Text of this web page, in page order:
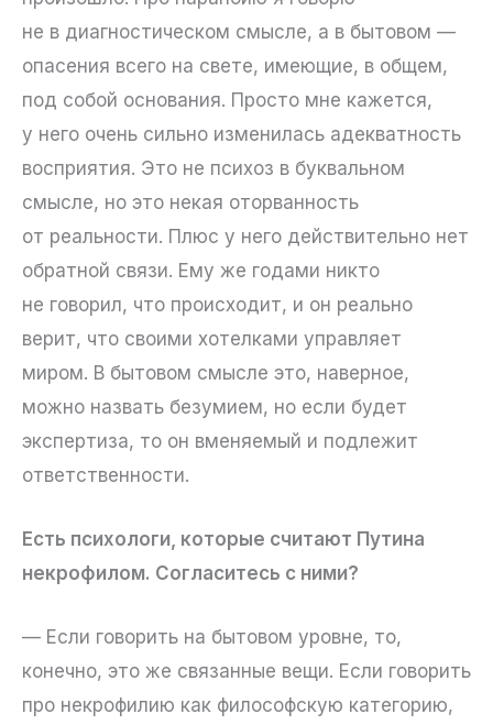
не в диагностическом смысле, а в бытовом —
опасения всего на свете, имеющие, в общем,
под собой основания. Просто мне кажется,
у него очень сильно изменилась адекватность
восприятия. Это не психоз в буквальном
смысле, но это некая оторванность
от реальности. Плюс у него действительно нет
обратной связи. Ему же годами никто
не говорил, что происходит, и он реально
верит, что своими хотелками управляет
миром. В бытовом смысле это, наверное,
можно назвать безумием, но если будет
экспертиза, то он вменяемый и подлежит
ответственности.
Есть психологи, которые считают Путина
некрофилом. Согласитесь с ними?
— Если говорить на бытовом уровне, то,
конечно, это же связанные вещи. Если говорить
про некрофилию как философскую категорию,